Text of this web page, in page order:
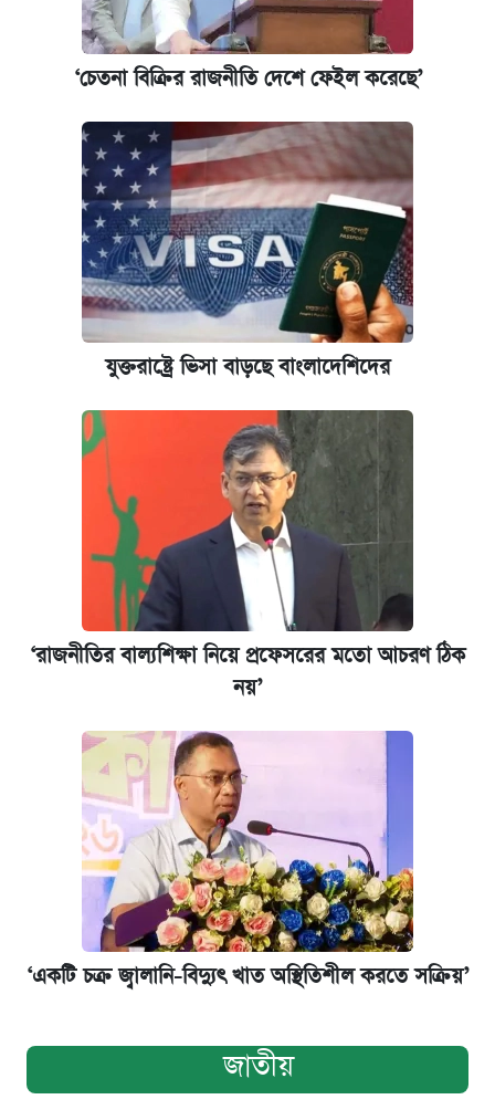
‘চেতনা বিক্রির রাজনীতি দেশে ফেইল করেছে’
যুক্তরাষ্ট্রে ভিসা বাড়ছে বাংলাদেশিদের
‘রাজনীতির বাল্যশিক্ষা নিয়ে প্রফেসরের মতো আচরণ ঠিক
নয়’
‘একটি চক্র জ্বালানি-বিদ্যুৎ খাত অস্থিতিশীল করতে সক্রিয়’
জাতীয়